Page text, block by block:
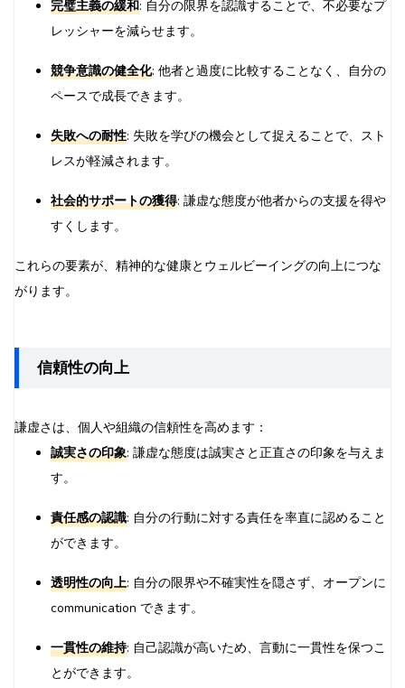
完璧主義の緩和: 自分の限界を認識することで、不必要なプ
レッシャーを減らせます。
競争意識の健全化: 他者と過度に比較することなく、自分の
ペースで成長できます。
失敗への耐性: 失敗を学びの機会として捉えることで、スト
レスが軽減されます。
社会的サポートの獲得: 謙虚な態度が他者からの支援を得や
すくします。
これらの要素が、精神的な健康とウェルビーイングの向上につな
がります。
信頼性の向上
謙虚さは、個人や組織の信頼性を高めます：
誠実さの印象: 謙虚な態度は誠実さと正直さの印象を与えま
す。
責任感の認識: 自分の行動に対する責任を率直に認めること
ができます。
透明性の向上: 自分の限界や不確実性を隠さず、オープンに
communication できます。
一貫性の維持: 自己認識が高いため、言動に一貫性を保つこ
とができます。